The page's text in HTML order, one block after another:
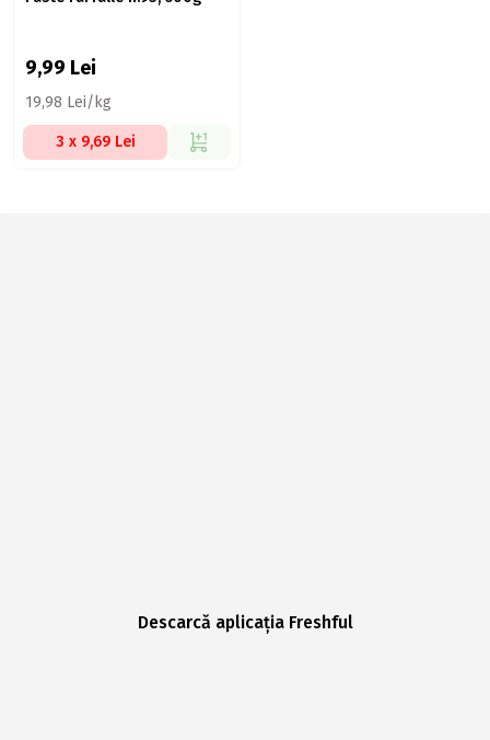
9,99 Lei
19,98 Lei/kg
3 x 9,69 Lei
Descarcă aplicația Freshful